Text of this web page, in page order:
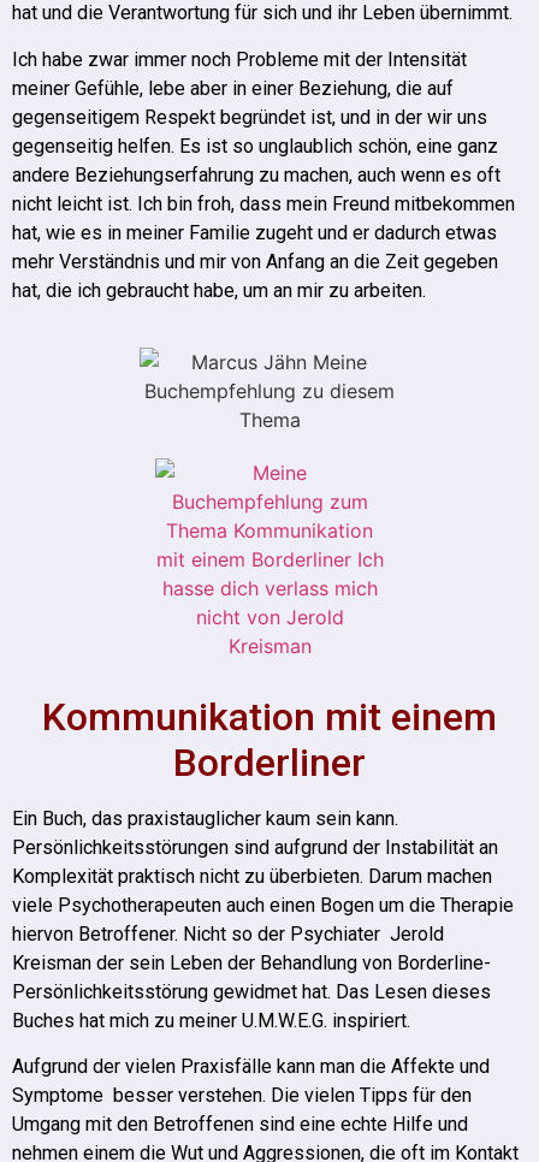
hat und die Verantwortung für sich und ihr Leben übernimmt.
Ich habe zwar immer noch Probleme mit der Intensität
meiner Gefühle, lebe aber in einer Beziehung, die auf
gegenseitigem Respekt begründet ist, und in der wir uns
gegenseitig helfen. Es ist so unglaublich schön, eine ganz
andere Beziehungserfahrung zu machen, auch wenn es oft
nicht leicht ist. Ich bin froh, dass mein Freund mitbekommen
hat, wie es in meiner Familie zugeht und er dadurch etwas
mehr Verständnis und mir von Anfang an die Zeit gegeben
hat, die ich gebraucht habe, um an mir zu arbeiten.
Kommunikation mit einem
Borderliner
Ein Buch, das praxistauglicher kaum sein kann.
Persönlichkeitsstörungen sind aufgrund der Instabilität an
Komplexität praktisch nicht zu überbieten. Darum machen
viele Psychotherapeuten auch einen Bogen um die Therapie
hiervon Betroffener. Nicht so der Psychiater Jerold
Kreisman der sein Leben der Behandlung von Borderline-
Persönlichkeitsstörung gewidmet hat. Das Lesen dieses
Buches hat mich zu meiner U.M.W.E.G. inspiriert.
Aufgrund der vielen Praxisfälle kann man die Affekte und
Symptome besser verstehen. Die vielen Tipps für den
Umgang mit den Betroffenen sind eine echte Hilfe und
nehmen einem die Wut und Aggressionen, die oft im Kontakt